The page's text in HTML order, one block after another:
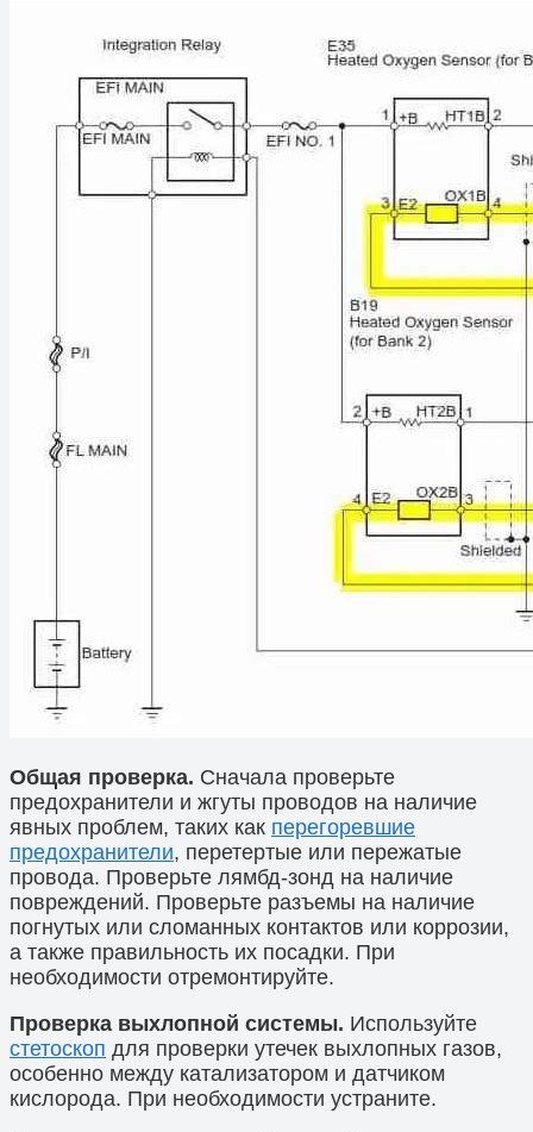
Общая проверка. Сначала проверьте
предохранители и жгуты проводов на наличие
явных проблем, таких как перегоревшие
предохранители, перетертые или пережатые
провода. Проверьте лямбд-зонд на наличие
повреждений. Проверьте разъемы на наличие
погнутых или сломанных контактов или коррозии,
а также правильность их посадки. При
необходимости отремонтируйте.
Проверка выхлопной системы. Используйте
стетоскоп для проверки утечек выхлопных газов,
особенно между катализатором и датчиком
кислорода. При необходимости устраните.